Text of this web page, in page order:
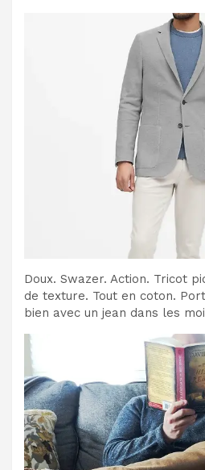
Doux. Swazer. Action. Tricot
de texture. Tout en coton.
bien avec un jean dans les